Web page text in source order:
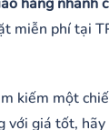
miễn phí tại
kiếm một
với giá tốt,